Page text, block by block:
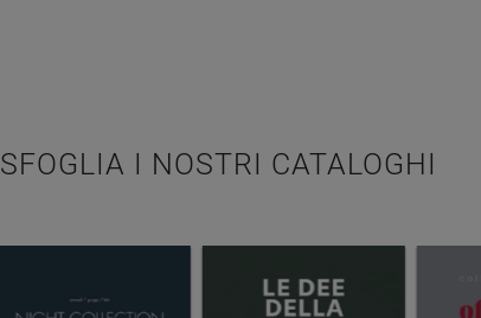
SFOGLIA I NOSTRI CATALOGHI